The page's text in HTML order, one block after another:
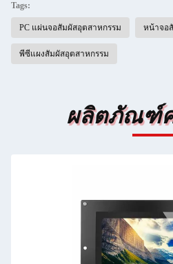
Tags:
PC แผ่นจอสัมผัสอุตสาหกรรม หน้าจอ
พีซีแผงสัมผัสอุตสาหกรรม
ผลิตภัณฑ์